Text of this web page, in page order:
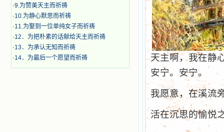
·9.为赞美天主而祈祷
·10.为静心默思而祈祷
·11.为娶到一位单纯女子而祈祷
·12．为把朴素的话献给天主而祈祷
·13．为承认无知而祈祷
·14．为最后一个愿望而祈祷
天主啊，我在静
安宁。安宁。
我愿意，在溪流
活在沉思的愉悦